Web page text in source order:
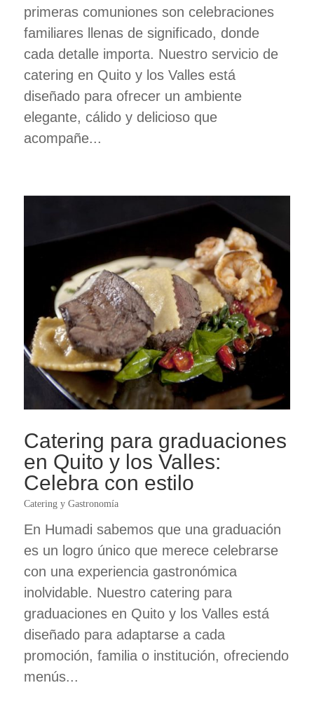
primeras comuniones son celebraciones
familiares llenas de significado, donde
cada detalle importa. Nuestro servicio de
catering en Quito y los Valles está
diseñado para ofrecer un ambiente
elegante, cálido y delicioso que
acompañe...
Catering para graduaciones
en Quito y los Valles:
Celebra con estilo
Catering y Gastronomía
En Humadi sabemos que una graduación
es un logro único que merece celebrarse
con una experiencia gastronómica
inolvidable. Nuestro catering para
graduaciones en Quito y los Valles está
diseñado para adaptarse a cada
promoción, familia o institución, ofreciendo
menús...